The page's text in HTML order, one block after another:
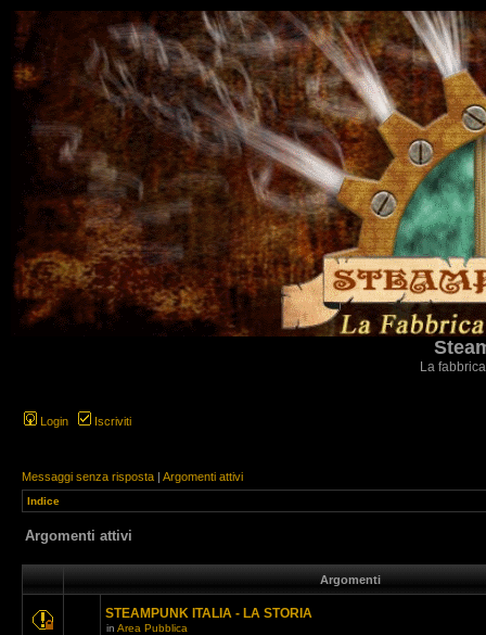
La
Login Iscriviti
Messaggi senza risposta | Argomenti attivi
Indice
Argomenti attivi
Argomenti
STEAMPUNK ITALIA - LA STORIA
in Area Pubblica